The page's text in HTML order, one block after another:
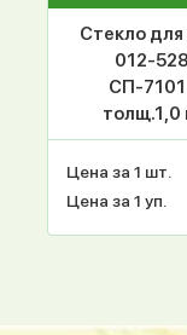
Стекло
012-
СП-
толщ.1,0
Цена за 1 шт.
Цена за 1 уп.